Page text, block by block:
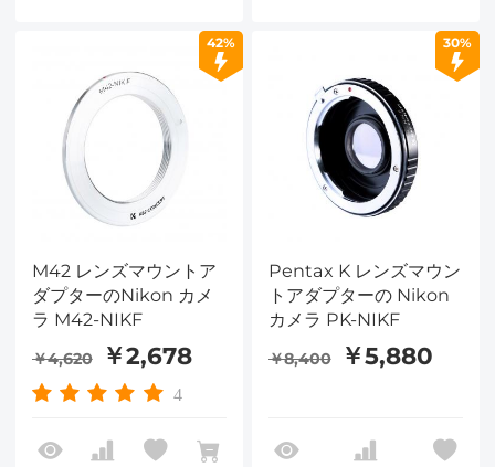
42%
M42 レンズマウントア
ダプターのNikon カメ
ラ M42-NIKF
￥4,620 ￥2,678
4
30%
Pentax K レンズマウン
トアダプターの Nikon
カメラ PK-NIKF
￥8,400 ￥5,880